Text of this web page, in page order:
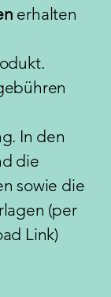
erhalten
In den
die
sowie die
(per
Link)